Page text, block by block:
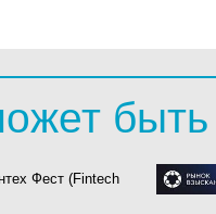
быть
Фест (Fintech